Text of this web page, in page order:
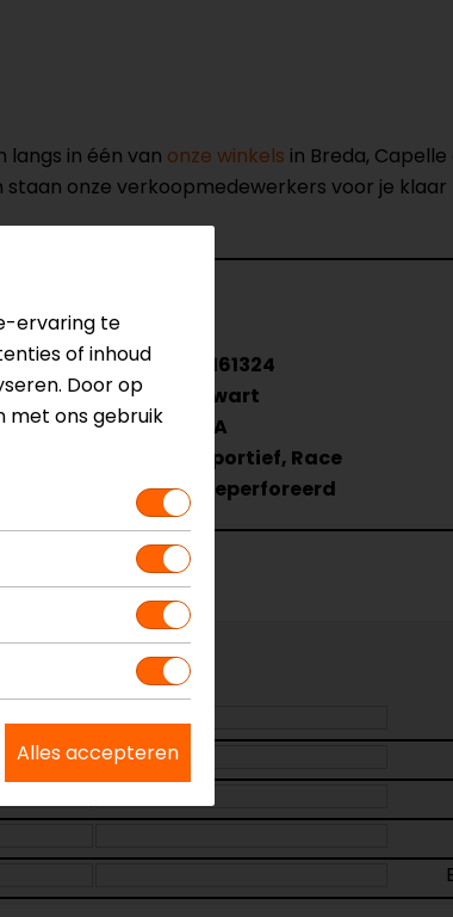
langs in één van onze winkels in Breda,
onze verkoopmedewerkers voor je klaar
3161324
Zwart
AA
Sportief, Race
Geperforeerd
ervaring te
of inhoud
Door op
met ons gebruik
Alles accepteren